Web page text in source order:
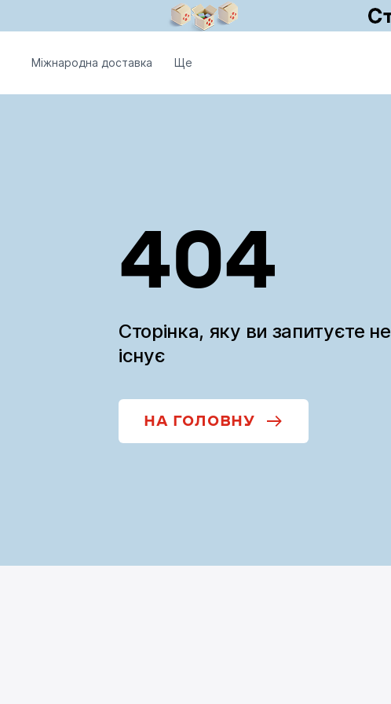
Міжнародна доставка Ще
404
Сторінка, яку ви запитуєте не
існує
НА ГОЛОВНУ